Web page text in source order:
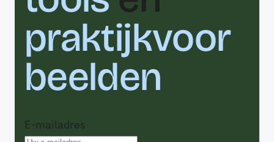
praktijkvoor
beelden
E-mailadres